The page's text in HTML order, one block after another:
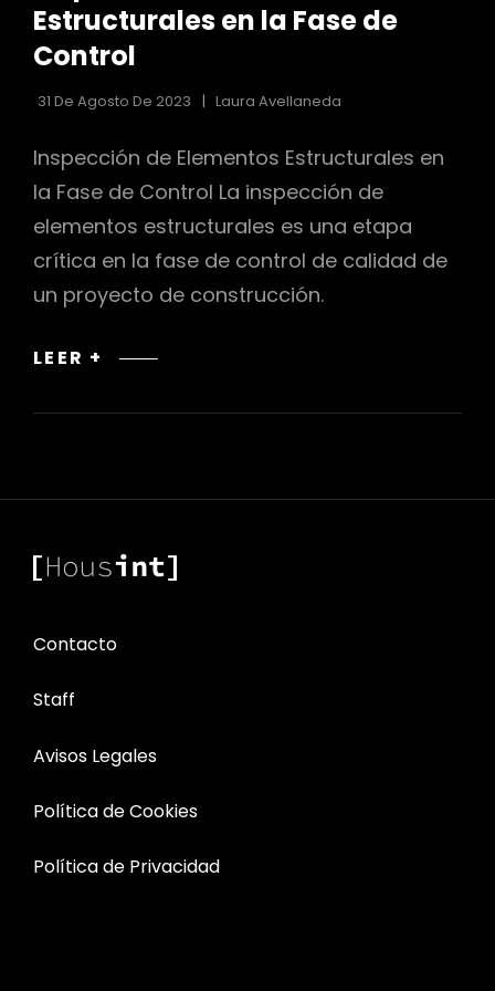
CATEGORÍAS
Estructurales en la Fase de
Control
31 De Agosto De 2023 Laura Avellaneda
Inspección de Elementos Estructurales en
la Fase de Control La inspección de
elementos estructurales es una etapa
crítica en la fase de control de calidad de
un proyecto de construcción.
LEER +
INSPECCIÓN
ELEMENTOS
LA
DE
CONTROL
Contacto
Staff
Avisos Legales
Política de Cookies
Política de Privacidad